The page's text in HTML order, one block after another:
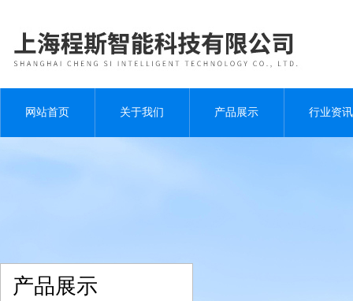
网站首页 关于我们 产品展示 行业资讯
产品展示